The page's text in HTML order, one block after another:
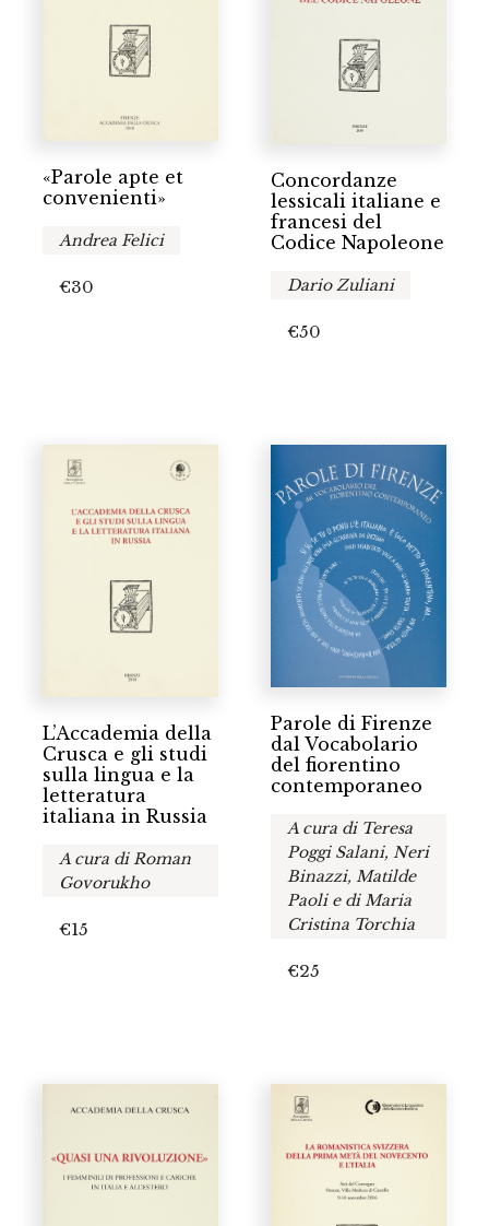
«Parole apte et
convenienti»
Andrea Felici
€30
Concordanze
lessicali italiane e
francesi del
Codice Napoleone
Dario Zuliani
€50
L’Accademia della
Crusca e gli studi
sulla lingua e la
letteratura
italiana in Russia
A cura di Roman
Govorukho
€15
Parole di Firenze
dal Vocabolario
del fiorentino
contemporaneo
A cura di Teresa
Poggi Salani, Neri
Binazzi, Matilde
Paoli e di Maria
Cristina Torchia
€25